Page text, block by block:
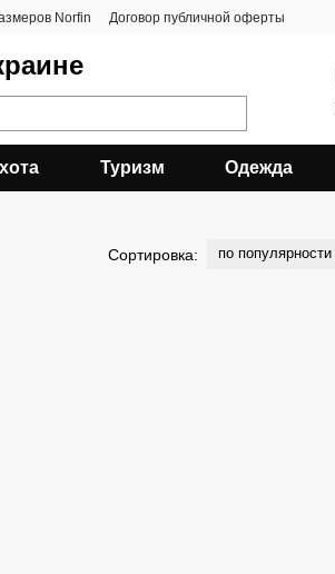
Norfin Договор публичной оферты
Туризм Одежда
Сортировка: по популярности